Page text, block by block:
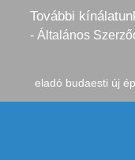
További
- Általános
eladó budaesti új